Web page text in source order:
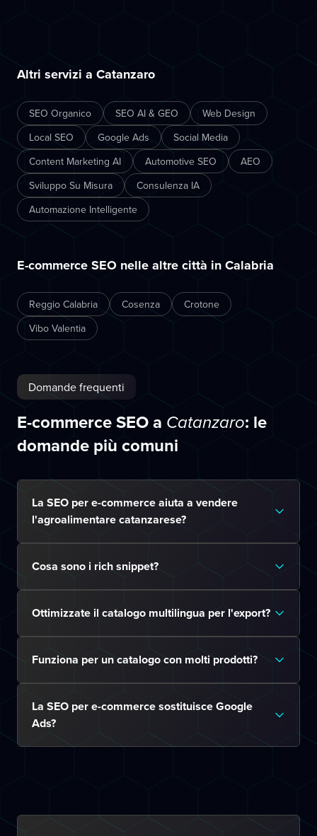
Altri servizi a Catanzaro
SEO Organico SEO AI & GEO
Web Design
Local SEO
Google Ads
Social Media
Content Marketing AI
Automotive SEO
AEO
Sviluppo Su Misura
Consulenza IA
Automazione Intelligente
E-commerce SEO nelle altre città in Calabria
Reggio Calabria Cosenza
Crotone
Vibo Valentia
Domande frequenti
E-commerce SEO a Catanzaro: le
domande più comuni
La SEO per e-commerce aiuta a vendere
l'agroalimentare catanzarese?
Cosa sono i rich snippet?
Ottimizzate il catalogo multilingua per l'export?
Funziona per un catalogo con molti prodotti?
La SEO per e-commerce sostituisce Google
Ads?